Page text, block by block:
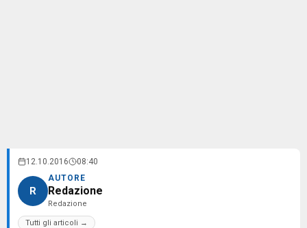
12.10.2016 08:40
R
AUTORE
Redazione
Redazione
Tutti gli articoli →